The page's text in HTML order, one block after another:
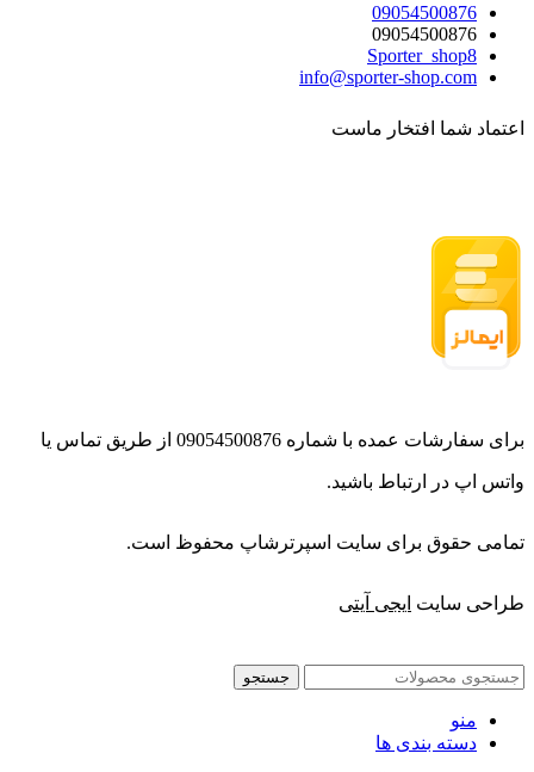
09054500876
09054500876
Sporter_shop8
info@sporter-shop.com
اعتماد شما افتخار ماست
برای سفارشات عمده با شماره 09054500876 از طریق تماس یا
واتس اپ در ارتباط باشید.
تمامی حقوق برای سایت اسپرترشاپ محفوظ است.
طراحی سایت ایجی آیتی
جستجو
منو
دسته بندی ها